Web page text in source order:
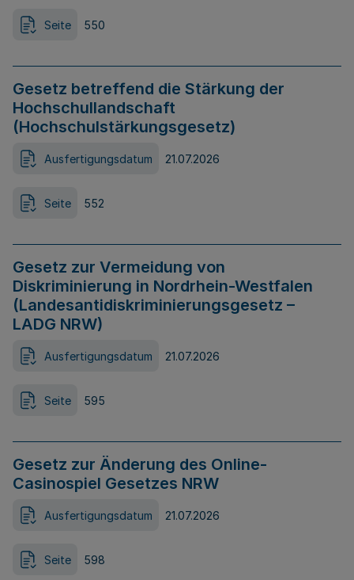
Seite 550
Gesetz betreffend die Stärkung der
Hochschullandschaft
(Hochschulstärkungsgesetz)
Ausfertigungsdatum 21.07.2026
Seite 552
Gesetz zur Vermeidung von
Diskriminierung in Nordrhein-Westfalen
(Landesantidiskriminierungsgesetz –
LADG NRW)
Ausfertigungsdatum 21.07.2026
Seite 595
Gesetz zur Änderung des Online-
Casinospiel Gesetzes NRW
Ausfertigungsdatum 21.07.2026
Seite 598